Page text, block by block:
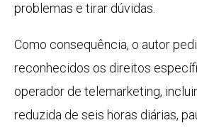
problemas e tirar dúvidas.
Como consequência, o autor
reconhecidos os direitos
operador de telemarketing,
reduzida de seis horas diárias,